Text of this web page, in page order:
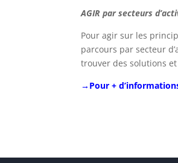
AGIR par secteurs
Pour agir sur les
parcours par secteur
trouver des solutions
→Pour +